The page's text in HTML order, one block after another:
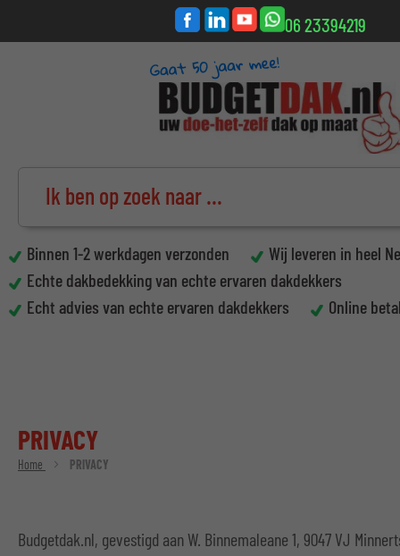
06 23394219
Binnen 1-2 werkdagen verzonden
Wij leveren in heel
Echte dakbedekking van echte ervaren dakdekkers
Echt advies van echte ervaren dakdekkers
Online
PRIVACY
Home PRIVACY
Budgetdak.nl, gevestigd aan W. Binnemaleane 1, 9047 VJ